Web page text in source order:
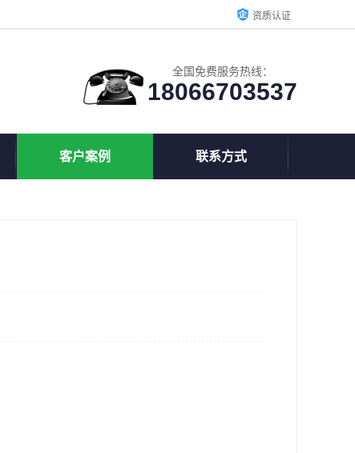
资质认证
全国免费服务热线：
18066703537
客户案例 联系方式